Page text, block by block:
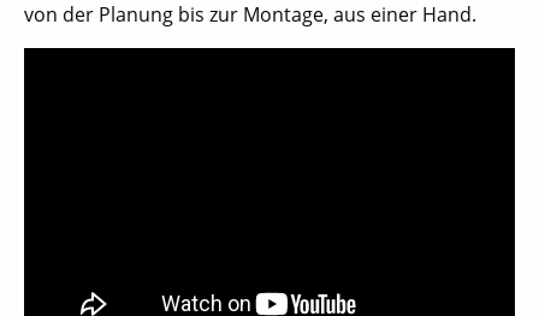
von der Planung bis zur Montage, aus einer Hand.